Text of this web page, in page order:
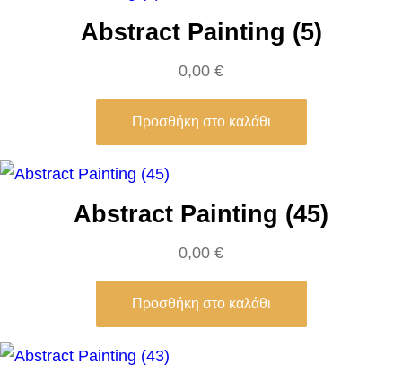
ο
α
Abstract Painting (5)
0,00 €
Προσθήκη στο καλάθι
Abstract Painting (45)
0,00 €
Προσθήκη στο καλάθι